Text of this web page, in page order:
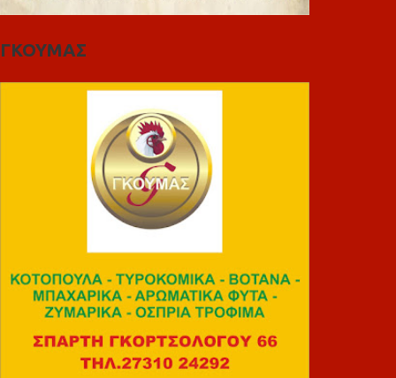
ΓΚΟΥΜΑΣ